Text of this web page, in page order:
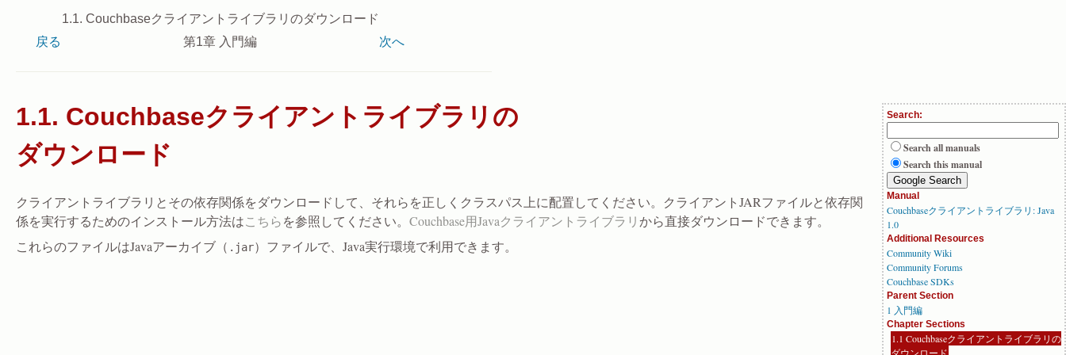
Search:
Search all manuals
Search this manual
Manual
Couchbaseクライアントライブラリ: Java
1.0
Additional Resources
Community Wiki
Community Forums
Couchbase SDKs
Parent Section
1 入門編
Chapter Sections
1.1 Couchbaseクライアントライブラリの
1.1. Couchbaseクライアントライブラリのダウンロード
戻る
第1章 入門編 次へ
1.1. Couchbaseクライアントライブラリの
ダウンロード
クライアントライブラリとその依存関係をダウンロードして、それらを正しくクラスパス上に配置してください。クライアントJARファイルと依存関
係を実行するためのインストール方法はこちらを参照してください。 Couchbase用Javaクライアントライブラリから直接ダウンロードできます。
これらのファイルはJavaアーカイブ（ .jar）ファイルで、Java実行環境で利用できます。